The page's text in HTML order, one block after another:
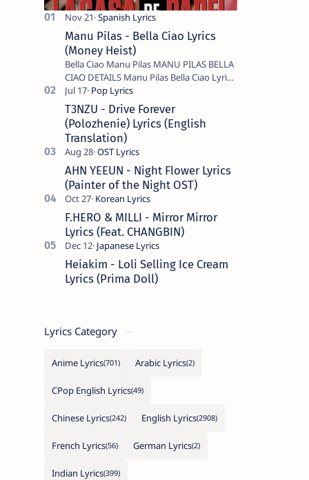
Manu Pilas - Bella Ciao Lyrics
(Money Heist)
Bella Ciao Manu Pilas MANU PILAS BELLA
CIAO DETAILS Manu Pilas Bella Ciao Lyrics.
Bella Ciao Song Sung By Spanish Artist
Manu Pilas. On the Spanish s…
T3NZU - Drive Forever
(Polozhenie) Lyrics (English
Translation)
AHN YEEUN - Night Flower Lyrics
(Painter of the Night OST)
F.HERO & MILLI - Mirror Mirror
Lyrics (Feat. CHANGBIN)
Heiakim - Loli Selling Ice Cream
Lyrics (Prima Doll)
Lyrics Category
Anime Lyrics Arabic Lyrics
CPop English Lyrics
Chinese Lyrics English Lyrics
French Lyrics German Lyrics
Indian Lyrics